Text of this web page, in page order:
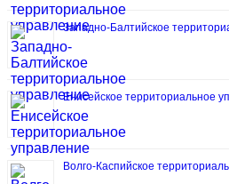
Западно-Балтийское
Енисейское территориальное
Волго-Каспийское